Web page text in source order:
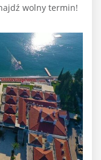
wolny termin!